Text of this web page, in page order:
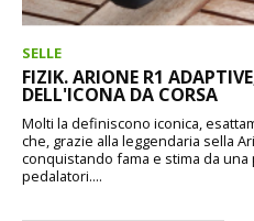
SELLE
FIZIK. ARIONE R1
DELL'ICONA DA CORSA
Molti la definiscono iconica,
che, grazie alla leggendaria sella
conquistando fama e stima da
pedalatori....